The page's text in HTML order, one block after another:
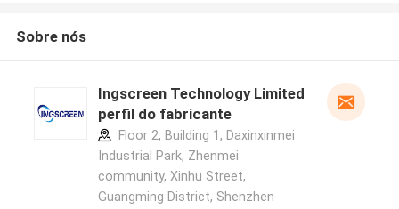
Sobre nós
Ingscreen Technology Limited
perfil do fabricante
Floor 2, Building 1, Daxinxinmei
Industrial Park, Zhenmei
community, Xinhu Street,
Guangming District, Shenzhen